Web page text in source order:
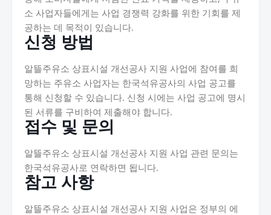
소 사업자들에게는 사업 경쟁력 강화를 위한 기회를 제
공하는 데 목적이 있습니다.
신청 방법
알뜰주유소 상표시설 개선공사 지원 사업에 참여를 희
망하는 주유소 사업자는 한국석유공사의 사업 공고를
통해 신청할 수 있습니다. 신청 시에는 사업 공고에 명시
된 서류를 구비하여 제출해야 합니다.
접수 및 문의
알뜰주유소 상표시설 개선공사 지원 사업 관련 문의는
한국석유공사로 연락하면 됩니다.
참고 사항
알뜰주유소 상표시설 개선공사 지원 사업은 정부의 에